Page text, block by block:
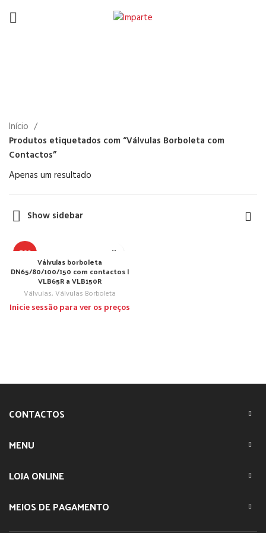
Início
Produtos etiquetados com “Válvulas Borboleta com
Contactos”
Apenas um resultado
Show sidebar
TOP
Válvulas borboleta
DN65/80/100/150 com contactos |
VLB65R a VLB150R
Válvulas, Válvulas Borboleta
Inicie sessão para ver os preços
CONTACTOS
MENU
LOJA ONLINE
MEIOS DE PAGAMENTO